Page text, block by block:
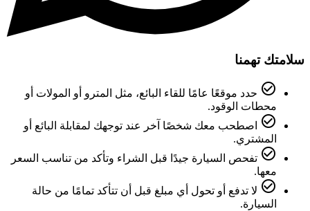
سلامتك تهمنا
check_circle_outline حدد موقعًا عامًا للقاء البائع، مثل المترو أو المولات أو
محطات الوقود.
check_circle_outline
اصطحب معك شخصًا آخر عند توجهك لمقابلة البائع أو
المشتري.
check_circle_outline تفحص السيارة جيدًا قبل الشراء وتأكد من تناسب السعر
معها.
check_circle_outline لا تدفع أو تحول أي مبلغ قبل أن تتأكد تمامًا من حالة
السيارة.